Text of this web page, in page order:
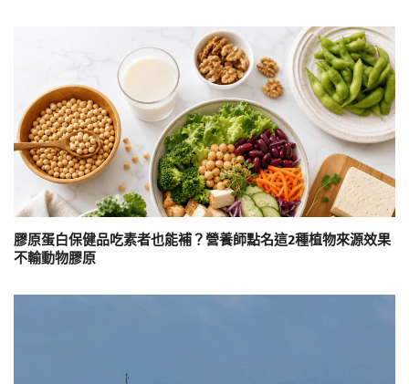
膠原蛋白保健品吃素者也能補？營養師點名這2種植物來源效果
不輸動物膠原